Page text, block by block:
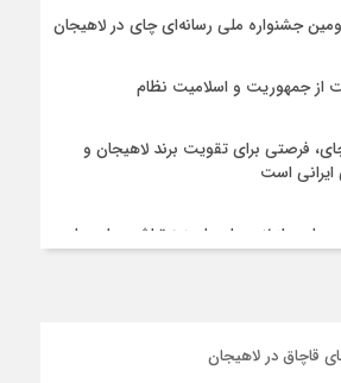
جشنواره ملی رسانه‌ای چای در لاهیجان
از جمهوریت و اسلامیت نظام
فرصتی برای تقویت برند لاهیجان و
است
از لاهیجان یا هزینه‌تراشی برای چای
قاچاق در لاهیجان